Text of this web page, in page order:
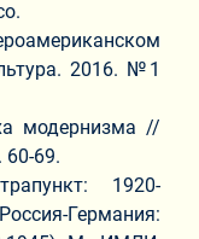
2016. №1
модернизма //
69.
1920-
Германия: